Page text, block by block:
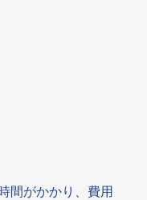
間がかかり、費用